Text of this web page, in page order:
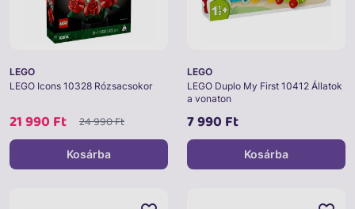
LEGO
LEGO Icons 10328 Rózsacsokor
21 990 Ft 24 990 Ft
Kosárba
LEGO
LEGO Duplo My First 10412 Állatok
a vonaton
7 990 Ft
Kosárba